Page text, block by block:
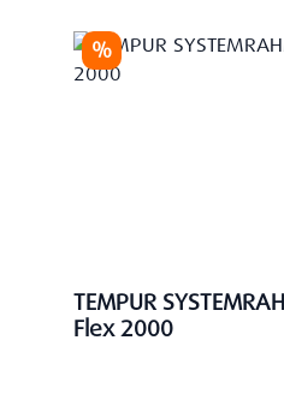
Rabatt
%
TEMPUR
Flex 2000